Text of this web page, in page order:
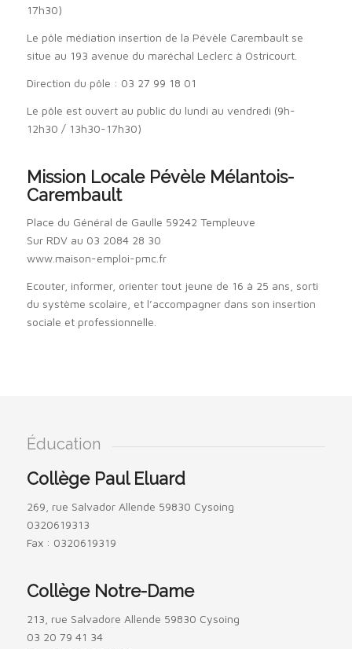
17h30)
Le pôle médiation insertion de la Pévèle Carembault se
situe au 193 avenue du maréchal Leclerc à Ostricourt.
Direction du pôle : 03 27 99 18 01
Le pôle est ouvert au public du lundi au vendredi (9h-
12h30 / 13h30-17h30)
Mission Locale Pévèle Mélantois-
Carembault
Place du Général de Gaulle 59242 Templeuve
Sur RDV au 03 2084 28 30
www.maison-emploi-pmc.fr
Ecouter, informer, orienter tout jeune de 16 à 25 ans, sorti
du système scolaire, et l’accompagner dans son insertion
sociale et professionnelle.
Éducation
Collège Paul Eluard
269, rue Salvador Allende 59830 Cysoing
0320619313
Fax : 0320619319
Collège Notre-Dame
213, rue Salvadore Allende 59830 Cysoing
03 20 79 41 34